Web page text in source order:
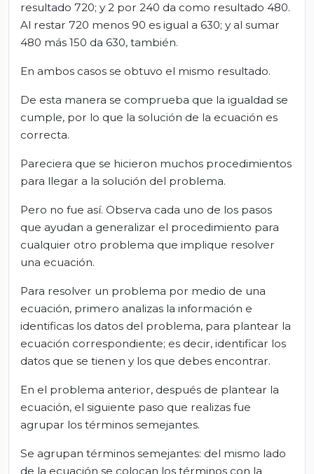
resultado 720; y 2 por 240 da como resultado 480.
Al restar 720 menos 90 es igual a 630; y al sumar
480 más 150 da 630, también.
En ambos casos se obtuvo el mismo resultado.
De esta manera se comprueba que la igualdad se
cumple, por lo que la solución de la ecuación es
correcta.
Pareciera que se hicieron muchos procedimientos
para llegar a la solución del problema.
Pero no fue así. Observa cada uno de los pasos
que ayudan a generalizar el procedimiento para
cualquier otro problema que implique resolver
una ecuación.
Para resolver un problema por medio de una
ecuación, primero analizas la información e
identificas los datos del problema, para plantear la
ecuación correspondiente; es decir, identificar los
datos que se tienen y los que debes encontrar.
En el problema anterior, después de plantear la
ecuación, el siguiente paso que realizas fue
agrupar los términos semejantes.
Se agrupan términos semejantes: del mismo lado
de la ecuación se colocan los términos con la